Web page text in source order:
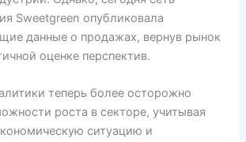
Sweetgreen опубликовала
данные о продажах, вернув рынок
оценке перспектив.
теперь более осторожно
роста в секторе, учитывая
ситуацию и